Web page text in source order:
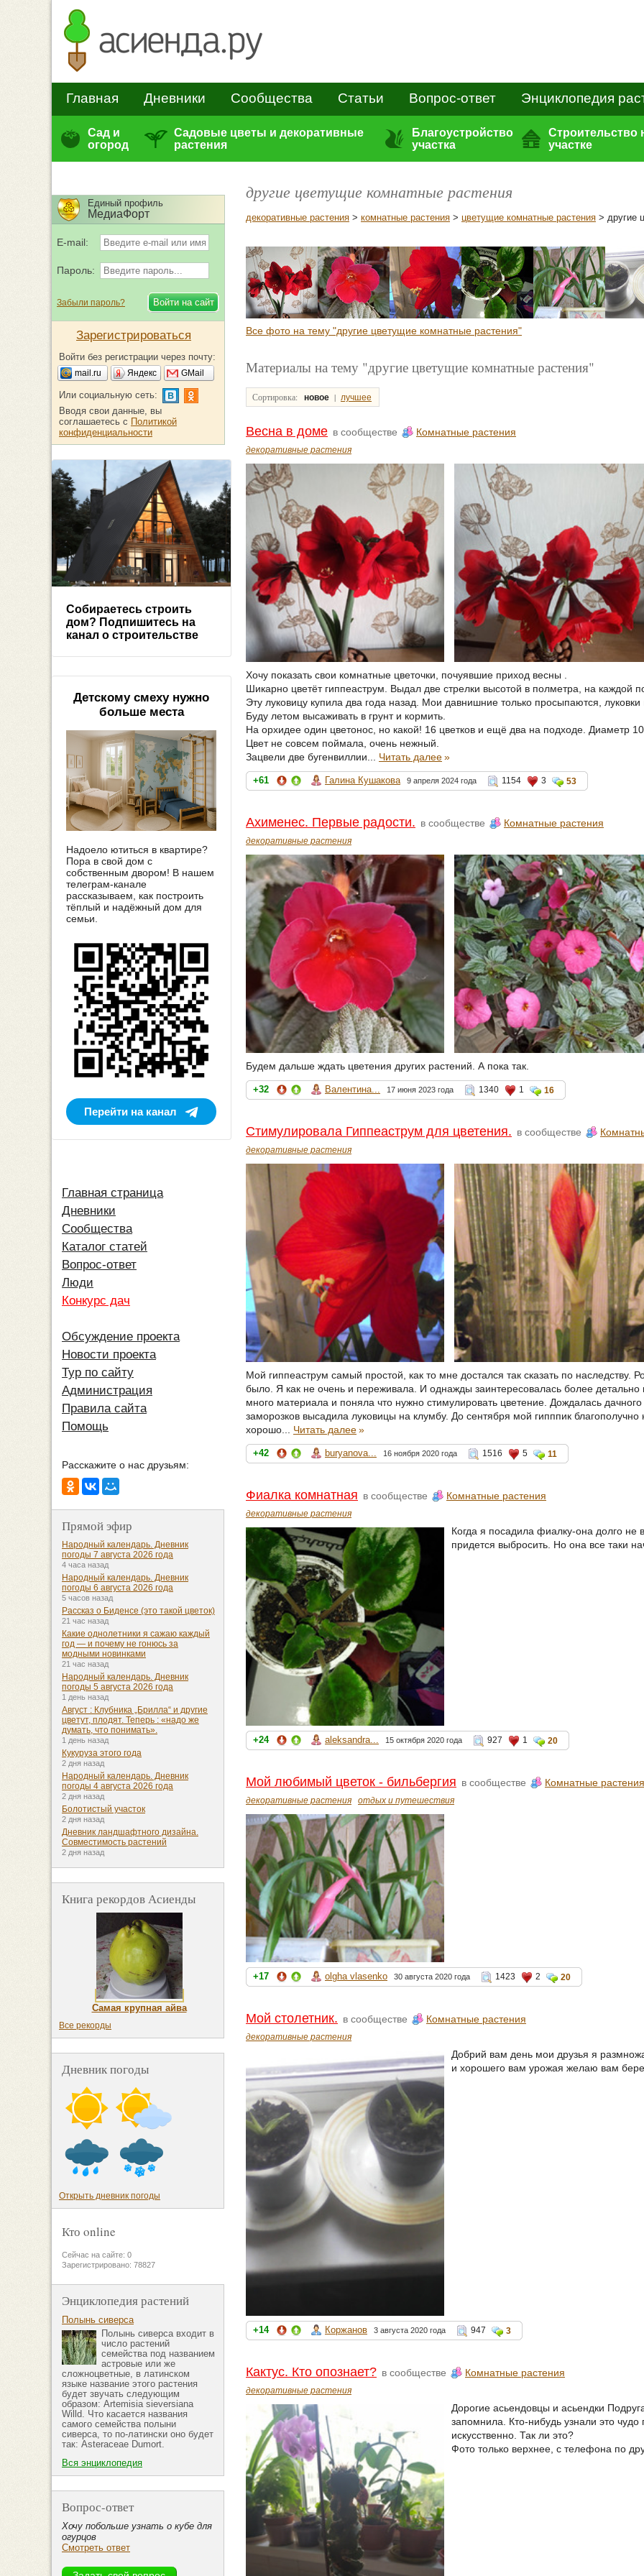
Главная Дневники Сообщества Статьи Вопрос-ответ Энциклопедия
Сад и
огород
Садовые цветы и декоративные
растения
Благоустройство
участка
Строительство
участке
другие цветущие комнатные растения
декоративные растения > комнатные растения > цветущие комнатные растения > другие
Все фото на тему "другие цветущие комнатные растения"
Материалы на тему "другие цветущие комнатные растения"
Сортировка: новое | лучшее
Весна в доме в сообществе Комнатные растения
декоративные растения
Хочу показать свои комнатные цветочки, почуявшие приход весны .
Шикарно цветёт гиппеаструм. Выдал две стрелки высотой в полметра, на каждой
Эту луковицу купила два года назад. Мои давнишние только просыпаются,
Буду летом высаживать в грунт и кормить.
На орхидее один цветонос, но какой! 16 цветков и ещё два на подходе. Диаметр
Цвет не совсем поймала, очень нежный.
Зацвели две бугенвиллии... Читать далее»
+61 Галина Кушакова 9 апреля 2024 года 1154 3 53
Ахименес. Первые радости. в сообществе Комнатные растения
декоративные растения
Будем дальше ждать цветения других растений. А пока так.
+32 Валентина... 17 июня 2023 года 1340 1 16
Стимулировала Гиппеаструм для цветения. в сообществе
декоративные растения
Мой гиппеаструм самый простой, как то мне достался так сказать по наследству.
было. Я как не очень и переживала. И однажды заинтересовалась более детально
много материала и поняла что нужно стимулировать цветение. Дождалась
заморозков высадила луковицы на клумбу. До сентября мой гипппик
хорошо... Читать далее»
+42 buryanova... 16 ноября 2020 года 1516 5 11
Фиалка комнатная в сообществе Комнатные растения
декоративные растения
Когда я посадила фиалку-она долго не
придется выбросить. Но она все таки
+24 aleksandra... 15 октября 2020 года 927 1 20
Мой любимый цветок - бильбергия в сообществе Комнатные растения
декоративные растения отдых и путешествия
+17 olgha vlasenko 30 августа 2020 года 1423 2 20
Мой столетник. в сообществе Комнатные растения
декоративные растения
Добрий вам день мои друзья я
и хорошего вам урожая желаю вам
+14 Коржанов 3 августа 2020 года 947 3
Кактус. Кто опознает? в сообществе Комнатные растения
декоративные растения
Дорогие асьендовцы и асьендки
запомнила. Кто-нибудь узнали это чудо
искусственно. Так ли это?
Фото только верхнее, с телефона по
Единый профиль
МедиаФорт
E-mail:
Пароль:
Забыли пароль?
Зарегистрироваться
Войти без регистрации через почту:
mail.ru Яндекс GMail
Или социальную сеть:
Вводя свои данные, вы
соглашаетесь с Политикой
конфиденциальности
Собираетесь строить
дом? Подпишитесь на
канал о строительстве
Детскому смеху нужно
больше места
Надоело ютиться в квартире?
Пора в свой дом с
собственным двором! В нашем
телеграм-канале
рассказываем, как построить
тёплый и надёжный дом для
семьи.
Перейти на канал
Главная страница
Дневники
Сообщества
Каталог статей
Вопрос-ответ
Люди
Конкурс дач
Обсуждение проекта
Новости проекта
Тур по сайту
Администрация
Правила сайта
Помощь
Расскажите о нас друзьям:
Прямой эфир
Народный календарь. Дневник
погоды 7 августа 2026 года
4 часа назад
Народный календарь. Дневник
погоды 6 августа 2026 года
5 часов назад
Рассказ о Биденсе (это такой цветок)
21 час назад
Какие однолетники я сажаю каждый
год — и почему не гонюсь за
модными новинками
21 час назад
Народный календарь. Дневник
погоды 5 августа 2026 года
1 день назад
Август : Клубника „Брилла“ и другие
цветут, плодят. Теперь : «надо же
думать, что понимать».
1 день назад
Кукуруза этого года
2 дня назад
Народный календарь. Дневник
погоды 4 августа 2026 года
2 дня назад
Болотистый участок
2 дня назад
Дневник ландшафтного дизайна.
Совместимость растений
2 дня назад
Книга рекордов Асиенды
Самая крупная айва
Все рекорды
Дневник погоды
Открыть дневник погоды
Кто online
Сейчас на сайте: 0
Зарегистрировано: 78827
Энциклопедия растений
Полынь сиверса
Полынь сиверса входит в
число растений
семейства под названием
астровые или же
сложноцветные, в латинском
языке название этого растения
будет звучать следующим
образом: Artemisia sieversiana
Willd. Что касается названия
самого семейства полыни
сиверса, то по-латински оно будет
так: Asteraceae Dumort.
Вся энциклопедия
Вопрос-ответ
Хочу побольше узнать о кубе для
огурцов
Смотреть ответ